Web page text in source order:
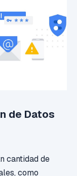
de Datos
cantidad de
como